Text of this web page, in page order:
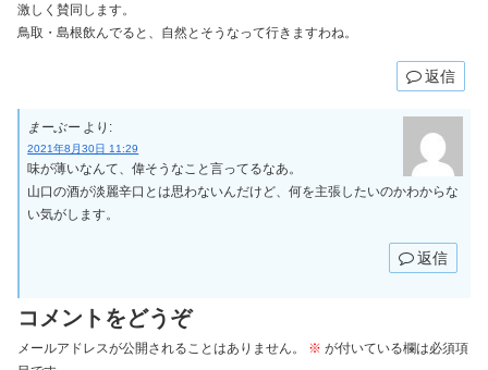
激しく賛同します。
鳥取・島根飲んでると、自然とそうなって行きますわね。
返信
まーぶー より:
2021年8月30日 11:29
味が薄いなんて、偉そうなこと言ってるなあ。
山口の酒が淡麗辛口とは思わないんだけど、何を主張したいのかわからな
い気がします。
返信
コメントをどうぞ
メールアドレスが公開されることはありません。 ※ が付いている欄は必須項